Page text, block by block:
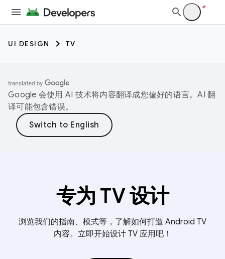
UI DESIGN TV
Google 会使用 AI 技术将内容翻译成您偏好的语言。AI 翻
译可能包含错误。
专为 TV 设计
浏览我们的指南、模式等，了解如何打造 Android TV
内容。立即开始设计 TV 应用吧！